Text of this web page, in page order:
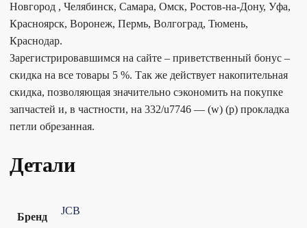
Новгород , Челябинск, Самара, Омск, Ростов-на-Дону, Уфа,
Красноярск, Воронеж, Пермь, Волгоград, Тюмень,
Краснодар.
Зарегистрировавшимся на сайте – приветственный бонус –
скидка на все товары 5 %. Так же действует накопительная
скидка, позволяющая значительно сэкономить на покупке
запчастей и, в частности, на 332/u7746 — (w) (p) прокладка
петли обрезанная.
Детали
Бренд
JCB